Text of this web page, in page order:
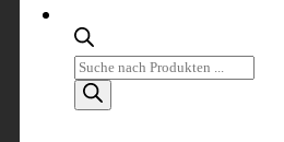
Products
search